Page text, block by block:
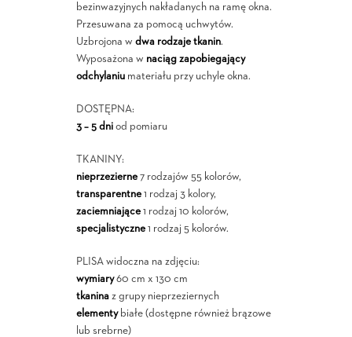
bezinwazyjnych nakładanych na ramę okna.
Przesuwana za pomocą uchwytów.
Uzbrojona w dwa rodzaje tkanin.
Wyposażona w naciąg zapobiegający
odchylaniumateriału przy uchyle okna.
DOSTĘPNA:
3 – 5 dniod pomiaru
TKANINY:
nieprzezierne7 rodzajów 55 kolorów,
transparentne1 rodzaj 3 kolory,
zaciemniające1 rodzaj 10 kolorów,
specjalistyczne1 rodzaj 5 kolorów.
PLISA widoczna na zdjęciu:
wymiary60 cm x 130 cm
tkaninaz grupy nieprzeziernych
elementybiałe (dostępne również brązowe
lub srebrne)